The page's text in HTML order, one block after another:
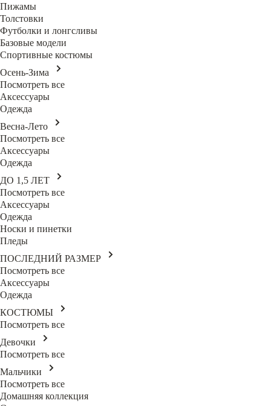
Пижамы
Толстовки
Футболки и лонгсливы
Базовые модели
Спортивные костюмы
Осень-Зима
Посмотреть все
Аксессуары
Одежда
Весна-Лето
Посмотреть все
Аксессуары
Одежда
ДО 1,5 ЛЕТ
Посмотреть все
Аксессуары
Одежда
Носки и пинетки
Пледы
ПОСЛЕДНИЙ РАЗМЕР
Посмотреть все
Аксессуары
Одежда
КОСТЮМЫ
Посмотреть все
Девочки
Посмотреть все
Мальчики
Посмотреть все
Домашняя коллекция